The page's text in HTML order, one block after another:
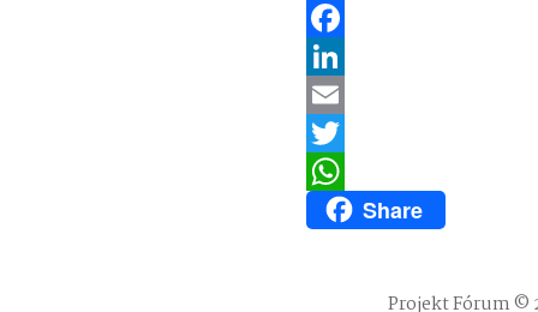
Facebook
LinkedIn
Email
Twitter
WhatsAppShare
Projekt Fórum ©